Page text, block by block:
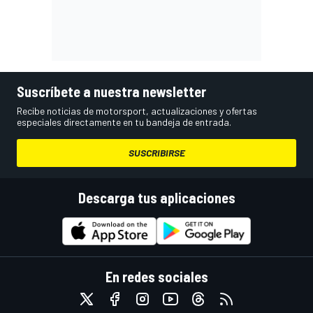
Suscríbete a nuestra newsletter
Recibe noticias de motorsport, actualizaciones y ofertas
especiales directamente en tu bandeja de entrada.
SUSCRIBIRSE
Descarga tus aplicaciones
En redes sociales